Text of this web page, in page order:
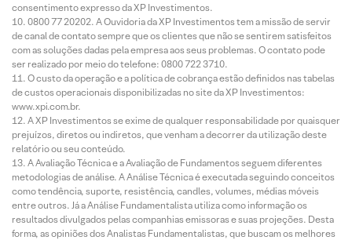
consentimento expresso da XP Investimentos.
0800 77 20202. A Ouvidoria da XP Investimentos tem a missão de servir
de canal de contato sempre que os clientes que não se sentirem satisfeitos
com as soluções dadas pela empresa aos seus problemas. O contato pode
ser realizado por meio do telefone: 0800 722 3710.
O custo da operação e a política de cobrança estão definidos nas tabelas
de custos operacionais disponibilizadas no site da XP Investimentos:
www.xpi.com.br.
A XP Investimentos se exime de qualquer responsabilidade por quaisquer
prejuízos, diretos ou indiretos, que venham a decorrer da utilização deste
relatório ou seu conteúdo.
A Avaliação Técnica e a Avaliação de Fundamentos seguem diferentes
metodologias de análise. A Análise Técnica é executada seguindo conceitos
como tendência, suporte, resistência, candles, volumes, médias móveis
entre outros. Já a Análise Fundamentalista utiliza como informação os
resultados divulgados pelas companhias emissoras e suas projeções. Desta
forma, as opiniões dos Analistas Fundamentalistas, que buscam os melhores